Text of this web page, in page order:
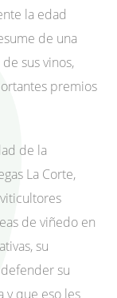
la edad
de una
sus vinos,
premios
de la
La Corte,
de viñedo en
su
su
y que eso les